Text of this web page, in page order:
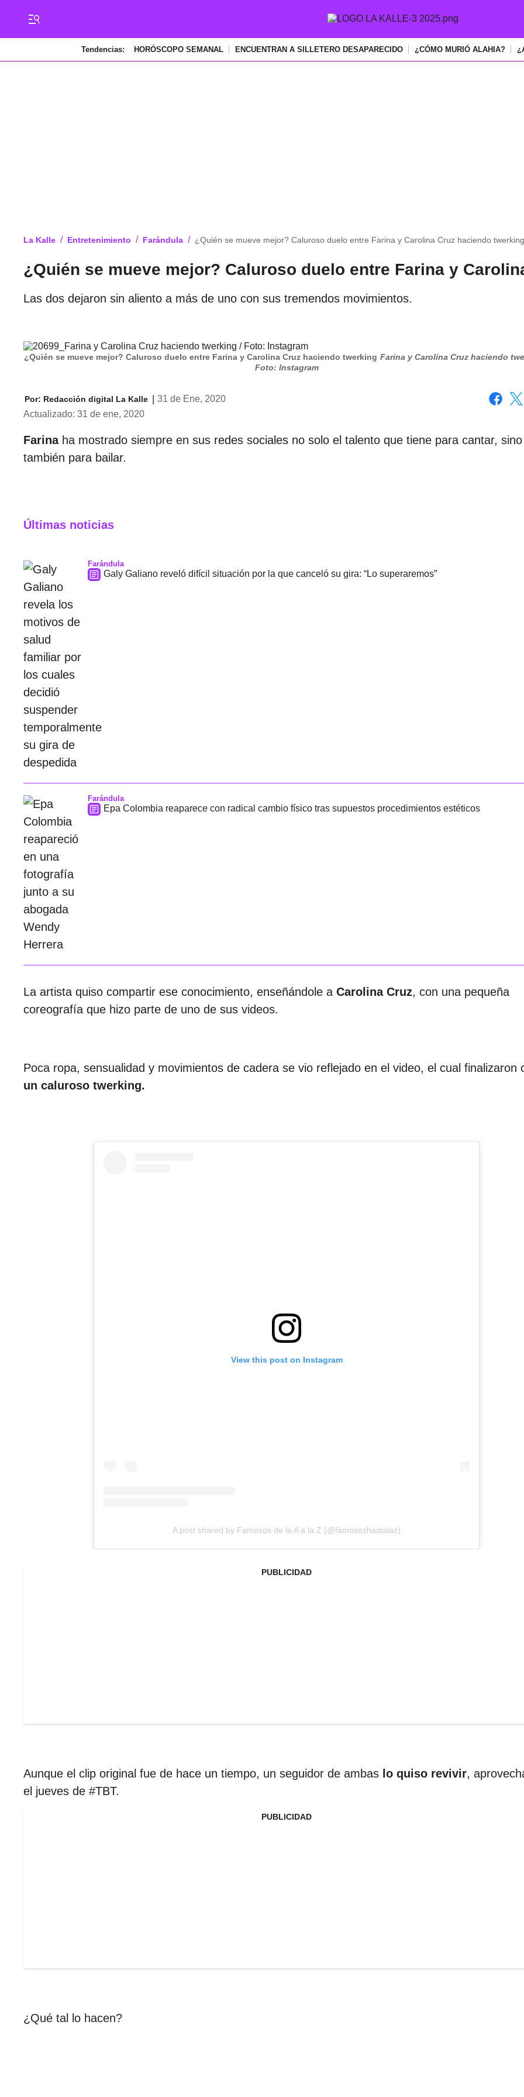
Tendencias: HORÓSCOPO SEMANAL ENCUENTRAN A SILLETERO DESAPARECIDO ¿CÓMO MURIÓ ALAHIA?
La Kalle / Entretenimiento / Farándula / ¿Quién se mueve mejor? Caluroso duelo entre Farina y Carolina Cruz haciendo twerking
¿Quién se mueve mejor? Caluroso duelo entre Farina y
Las dos dejaron sin aliento a más de uno con sus tremendos movimientos.
¿Quién se mueve mejor? Caluroso duelo entre Farina y Carolina Cruz haciendo twerking Farina y Carolina Cruz haciendo
Foto: Instagram
Por: Redacción digital La Kalle
31 de Ene, 2020
Actualizado: 31 de ene, 2020
Farinaha mostrado siempre en sus redes sociales no solo el talento que tiene para cantar, sino
también para bailar.
Últimas noticias
Farándula
Galy Galiano reveló difícil situación por la que canceló su gira: “Lo superaremos”
Farándula
Epa Colombia reaparece con radical cambio físico tras supuestos procedimientos estéticos
La artista quiso compartir ese conocimiento, enseñándole a Carolina Cruz, con una pequeña
coreografía que hizo parte de uno de sus videos.
Poca ropa, sensualidad y movimientos de cadera se vio reflejado en el video, el cual finalizaron
un caluroso twerking.
View this post on Instagram
A post shared by Famosos de la A a la Z (@famososhastalaz)
PUBLICIDAD
Aunque el clip original fue de hace un tiempo, un seguidor de ambas lo quiso revivir,
el jueves de #TBT.
PUBLICIDAD
¿Qué tal lo hacen?